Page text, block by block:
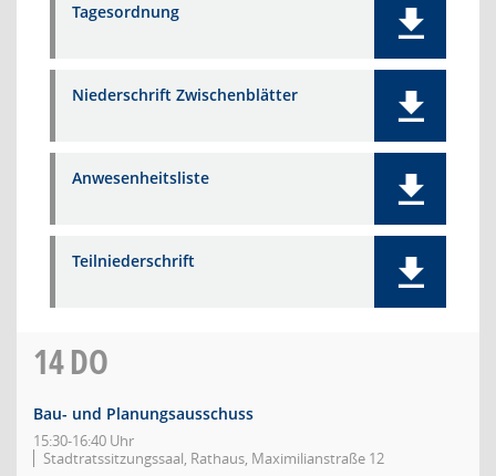
Tagesordnung
Niederschrift Zwischenblätter
Anwesenheitsliste
Teilniederschrift
14DO
Bau- und Planungsausschuss
15:30-16:40 Uhr
Stadtratssitzungssaal, Rathaus, Maximilianstraße 12